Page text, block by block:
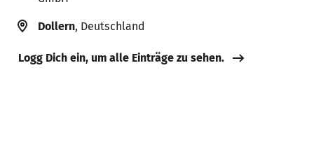
Dollern, Deutschland
Logg Dich ein, um alle Einträge zu sehen.